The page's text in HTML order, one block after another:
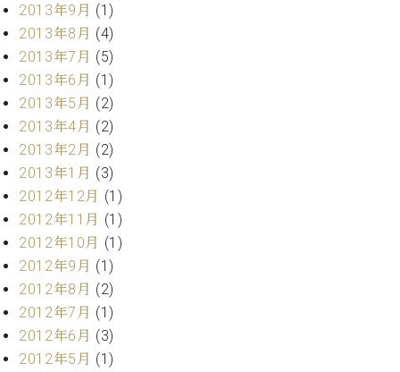
2013年9月 (1)
2013年8月 (4)
2013年7月 (5)
2013年6月 (1)
2013年5月 (2)
2013年4月 (2)
2013年2月 (2)
2013年1月 (3)
2012年12月 (1)
2012年11月 (1)
2012年10月 (1)
2012年9月 (1)
2012年8月 (2)
2012年7月 (1)
2012年6月 (3)
2012年5月 (1)